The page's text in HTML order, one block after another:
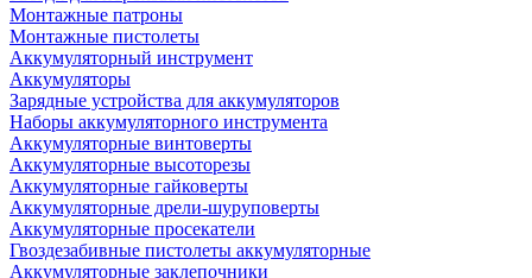
Монтажные патроны
Монтажные пистолеты
Аккумуляторный инструмент
Аккумуляторы
Зарядные устройства для аккумуляторов
Наборы аккумуляторного инструмента
Аккумуляторные винтоверты
Аккумуляторные высоторезы
Аккумуляторные гайковерты
Аккумуляторные дрели-шуруповерты
Аккумуляторные просекатели
Гвоздезабивные пистолеты аккумуляторные
Аккумуляторные заклепочники